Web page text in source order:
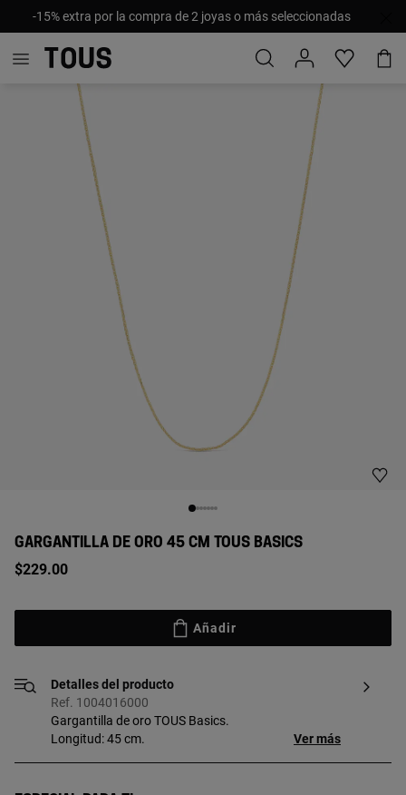
-15% extra por la compra de 2 joyas o más seleccionadas
GARGANTILLA DE ORO 45 CM TOUS BASICS
$229.00
Añadir
Detalles del producto
Ref. 1004016000
Gargantilla de oro TOUS Basics.
Longitud: 45 cm.
Ver más